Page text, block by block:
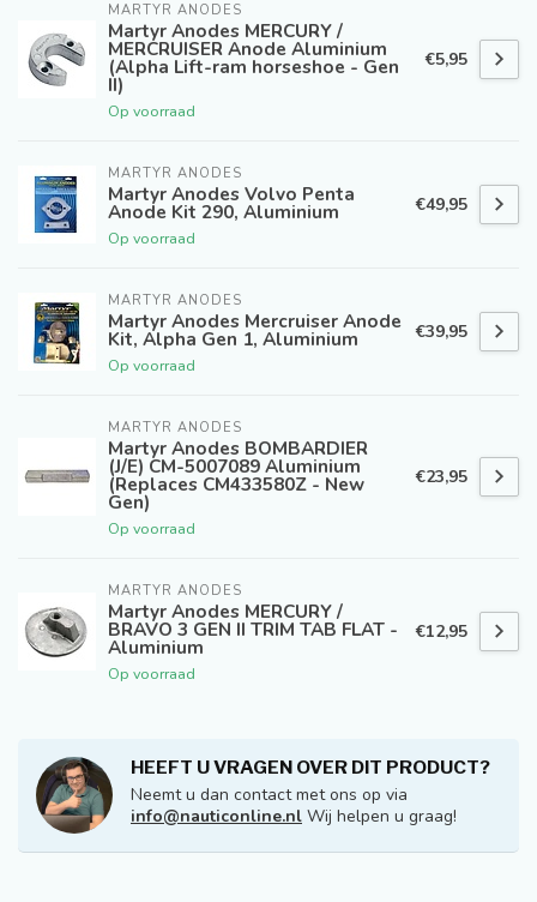
MARTYR ANODES
Martyr Anodes MERCURY /
MERCRUISER Anode Aluminium
(Alpha Lift-ram horseshoe - Gen
II)
Op voorraad
€5,95
MARTYR ANODES
Martyr Anodes Volvo Penta
Anode Kit 290, Aluminium
Op voorraad
€49,95
MARTYR ANODES
Martyr Anodes Mercruiser Anode
Kit, Alpha Gen 1, Aluminium
Op voorraad
€39,95
MARTYR ANODES
Martyr Anodes BOMBARDIER
(J/E) CM-5007089 Aluminium
(Replaces CM433580Z - New
Gen)
Op voorraad
€23,95
MARTYR ANODES
Martyr Anodes MERCURY /
BRAVO 3 GEN II TRIM TAB FLAT -
Aluminium
Op voorraad
€12,95
HEEFT U VRAGEN OVER DIT PRODUCT?
Neemt u dan contact met ons op via
info@nauticonline.nl Wij helpen u graag!